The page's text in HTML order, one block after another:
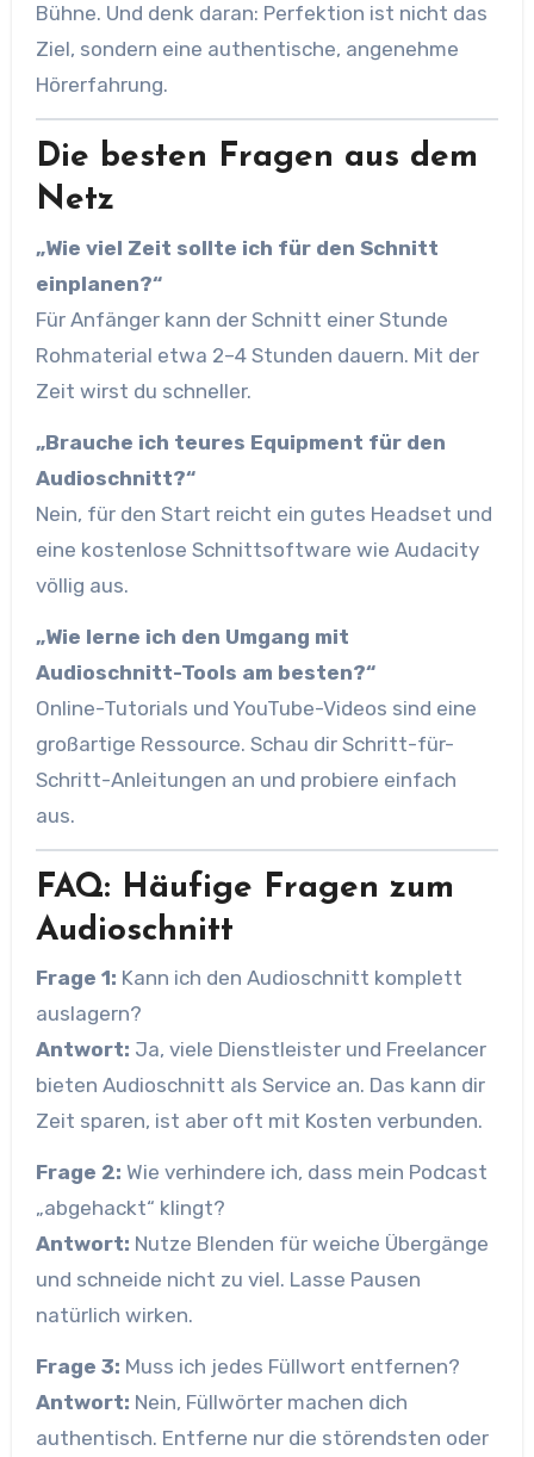
Bühne. Und denk daran: Perfektion ist nicht das
Ziel, sondern eine authentische, angenehme
Hörerfahrung.
Die besten Fragen aus dem
Netz
„Wie viel Zeit sollte ich für den Schnitt
einplanen?“
Für Anfänger kann der Schnitt einer Stunde
Rohmaterial etwa 2–4 Stunden dauern. Mit der
Zeit wirst du schneller.
„Brauche ich teures Equipment für den
Audioschnitt?“
Nein, für den Start reicht ein gutes Headset und
eine kostenlose Schnittsoftware wie Audacity
völlig aus.
„Wie lerne ich den Umgang mit
Audioschnitt-Tools am besten?“
Online-Tutorials und YouTube-Videos sind eine
großartige Ressource. Schau dir Schritt-für-
Schritt-Anleitungen an und probiere einfach
aus.
FAQ: Häufige Fragen zum
Audioschnitt
Frage 1: Kann ich den Audioschnitt komplett
auslagern?
Antwort: Ja, viele Dienstleister und Freelancer
bieten Audioschnitt als Service an. Das kann dir
Zeit sparen, ist aber oft mit Kosten verbunden.
Frage 2: Wie verhindere ich, dass mein Podcast
„abgehackt“ klingt?
Antwort: Nutze Blenden für weiche Übergänge
und schneide nicht zu viel. Lasse Pausen
natürlich wirken.
Frage 3: Muss ich jedes Füllwort entfernen?
Antwort: Nein, Füllwörter machen dich
authentisch. Entferne nur die störendsten oder